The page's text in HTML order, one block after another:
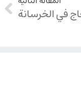
في الخرسانة